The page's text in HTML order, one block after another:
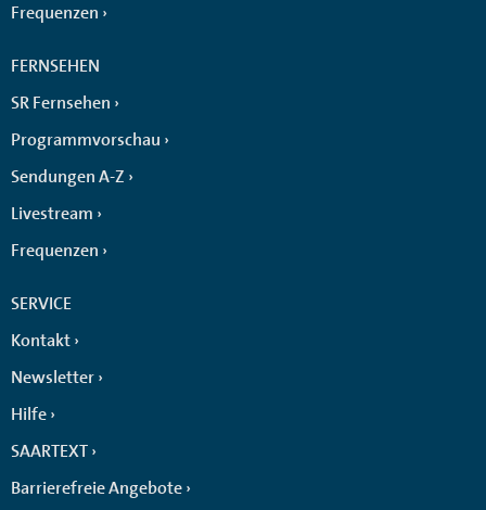
Frequenzen
FERNSEHEN
SR Fernsehen
Programmvorschau
Sendungen A-Z
Livestream
Frequenzen
SERVICE
Kontakt
Newsletter
Hilfe
SAARTEXT
Barrierefreie Angebote